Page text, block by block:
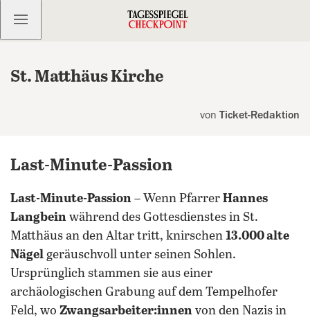
Kostenlos anmelden
St. Matthäus Kirche
von Ticket-Redaktion
Last-Minute-Passion
Last-Minute-Passion – Wenn Pfarrer Hannes
Langbein während des Gottesdienstes in St.
Matthäus an den Altar tritt, knirschen 13.000 alte
Nägel geräuschvoll unter seinen Sohlen.
Ursprünglich stammen sie aus einer
archäologischen Grabung auf dem Tempelhofer
Feld, wo Zwangsarbeiter:innen von den Nazis in